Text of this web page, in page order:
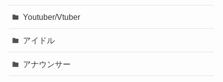
Youtuber/Vtuber
アイドル
アナウンサー